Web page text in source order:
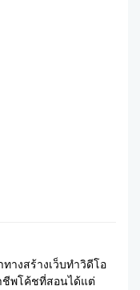
างสร้างเว็บทำวิดีโอ
ชีพโค้ชที่สอนได้แต่